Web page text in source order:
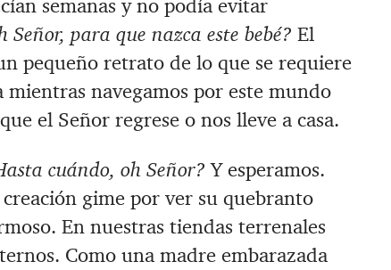
semanas y no podía evitar
para que nazca este bebé? El
pequeño retrato de lo que se requiere
navegamos por este mundo
el Señor regrese o nos lleve a casa.
cuándo, oh Señor? Y esperamos.
gime por ver su quebranto
En nuestras tiendas terrenales
Como una madre embarazada